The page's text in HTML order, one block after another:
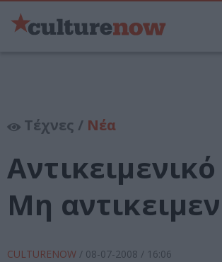
Τέχνες / Νέα
Μη
CULTURENOW / 08-07-2008 / 16:06